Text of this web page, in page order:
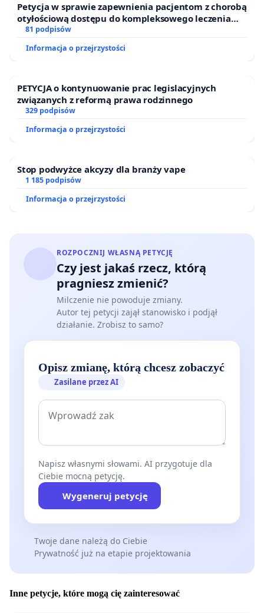
Petycja w sprawie zapewnienia pacjentom z chorobą
otyłościową dostępu do kompleksowego leczenia
oraz programów profilaktycznych.
81 podpisów
Informacja o przejrzystości
PETYCJA o kontynuowanie prac legislacyjnych
związanych z reformą prawa rodzinnego
329 podpisów
Informacja o przejrzystości
Stop podwyżce akcyzy dla branży vape
1 185 podpisów
Informacja o przejrzystości
ROZPOCZNIJ WŁASNĄ PETYCJĘ
Czy jest jakaś rzecz, którą
pragniesz zmienić?
Milczenie nie powoduje zmiany.
Autor tej petycji zajął stanowisko i podjął
działanie. Zrobisz to samo?
Opisz zmianę, którą chcesz zobaczyć
Zasilane przez AI
Napisz własnymi słowami. AI przygotuje dla
Ciebie mocną petycję.
Wygeneruj petycję
Twoje dane należą do Ciebie
Prywatność już na etapie projektowania
Inne petycje, które mogą cię zainteresować